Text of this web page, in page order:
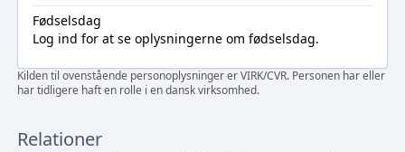
Fødselsdag
Log ind for at se oplysningerne om fødselsdag.
Kilden til ovenstående personoplysninger er VIRK/CVR. Personen har eller
har tidligere haft en rolle i en dansk virksomhed.
Relationer